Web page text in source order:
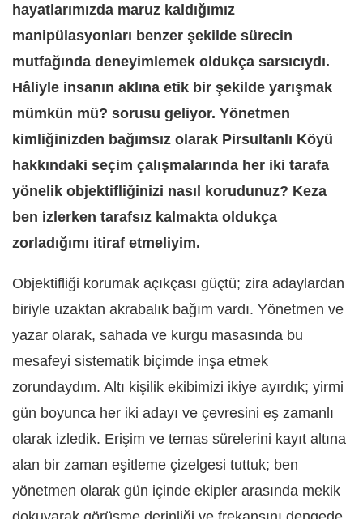
hayatlarımızda maruz kaldığımız
manipülasyonları benzer şekilde sürecin
mutfağında deneyimlemek oldukça sarsıcıydı.
Hâliyle insanın aklına etik bir şekilde yarışmak
mümkün mü? sorusu geliyor. Yönetmen
kimliğinizden bağımsız olarak Pirsultanlı Köyü
hakkındaki seçim çalışmalarında her iki tarafa
yönelik objektifliğinizi nasıl korudunuz? Keza
ben izlerken tarafsız kalmakta oldukça
zorladığımı itiraf etmeliyim.
Objektifliği korumak açıkçası güçtü; zira adaylardan
biriyle uzaktan akrabalık bağım vardı. Yönetmen ve
yazar olarak, sahada ve kurgu masasında bu
mesafeyi sistematik biçimde inşa etmek
zorundaydım. Altı kişilik ekibimizi ikiye ayırdık; yirmi
gün boyunca her iki adayı ve çevresini eş zamanlı
olarak izledik. Erişim ve temas sürelerini kayıt altına
alan bir zaman eşitleme çizelgesi tuttuk; ben
yönetmen olarak gün içinde ekipler arasında mekik